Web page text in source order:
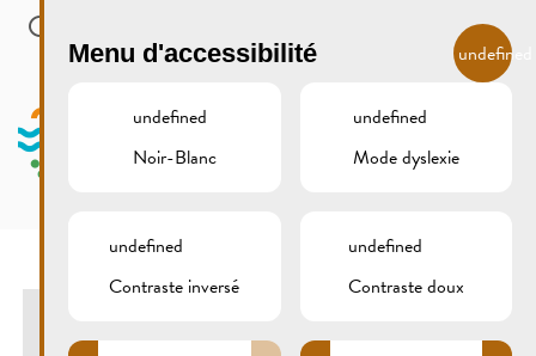
Skip to main content
MENU
MOSEL – LICHT & FLAMMEN
Menu d'accessibilité undefined
undefined
Noir-Blanc
undefined
Mode dyslexie
undefined
Contraste inversé
undefined
Contraste doux